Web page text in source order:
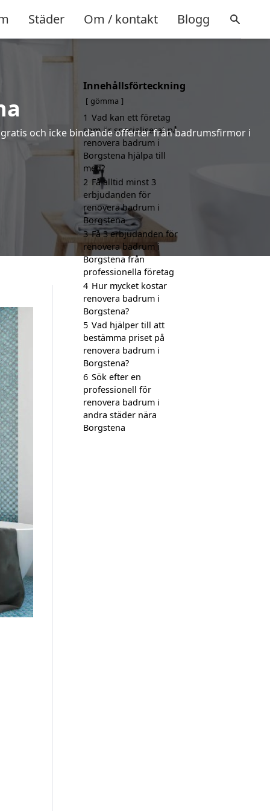
Städer Om / kontakt Blogg
och icke bindande offerter från badrumsfirmor i
Innehållsförteckning
gömma
1 Vad kan ett företag
som är specialiserat på
renovera badrum i
Borgstena hjälpa till
med?
2 Få alltid minst 3
erbjudanden för
renovera badrum i
Borgstena
3 Få 3 erbjudanden för
renovera badrum i
Borgstena från
professionella företag
4 Hur mycket kostar
renovera badrum i
Borgstena?
5 Vad hjälper till att
bestämma priset på
renovera badrum i
Borgstena?
6 Sök efter en
professionell för
renovera badrum i
andra städer nära
Borgstena